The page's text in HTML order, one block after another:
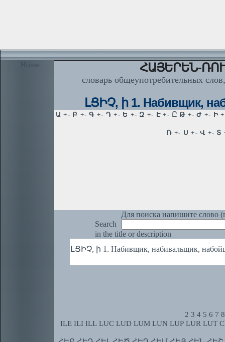
Home ՀԱՅԵՐԵՆ-
словарь общеупотребительных
ԼՑԻՉ, ի 1. Набивщик,
Для поиска напишите слово
Search
in the title or description
ԼՑԻՉ, ի 1. Набивщик, набивальщик,
2 3 4 5 6 7 8
ILE ILI ILL LUC LUD LUM LUN LUP LUR LUT